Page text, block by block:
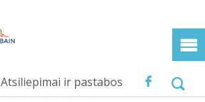
Atsiliepimai ir pastabos